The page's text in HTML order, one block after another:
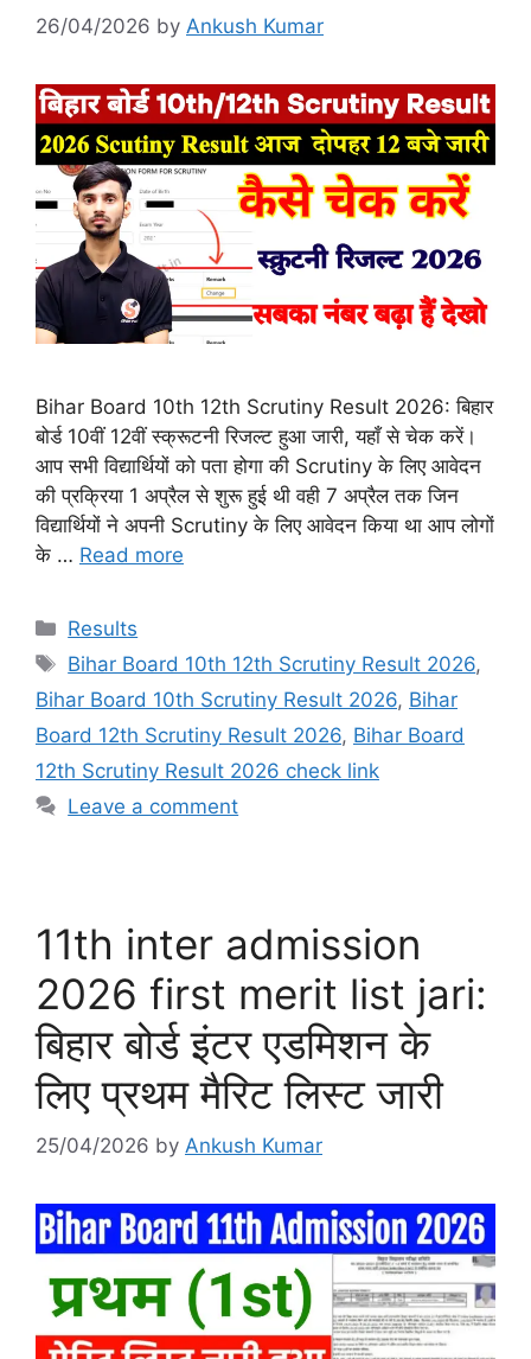
26/04/2026 by Ankush Kumar
Bihar Board 10th 12th Scrutiny Result 2026: बिहार
बोर्ड 10वीं 12वीं स्क्रूटनी रिजल्ट हुआ जारी, यहाँ से चेक करें।
आप सभी विद्यार्थियों को पता होगा की Scrutiny के लिए आवेदन
की प्रक्रिया 1 अप्रैल से शुरू हुई थी वही 7 अप्रैल तक जिन
विद्यार्थियों ने अपनी Scrutiny के लिए आवेदन किया था आप लोगों
के … Read more
Categories
Results
Tags
Bihar Board 10th 12th Scrutiny Result 2026,
Bihar Board 10th Scrutiny Result 2026, Bihar
Board 12th Scrutiny Result 2026, Bihar Board
12th Scrutiny Result 2026 check link
Leave a comment
11th inter admission
2026 first merit list jari:
बिहार बोर्ड इंटर एडमिशन के
लिए प्रथम मैरिट लिस्ट जारी
25/04/2026 by Ankush Kumar